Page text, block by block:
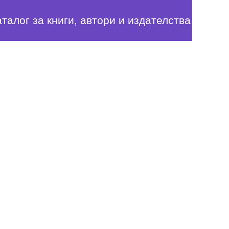
за книги, автори и издателства